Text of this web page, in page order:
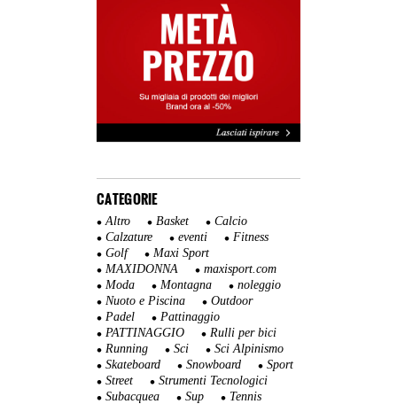
CATEGORIE
Altro Basket
Calcio
Calzature
eventi
Fitness
Golf
Maxi Sport
MAXIDONNA
maxisport.com
Moda
Montagna
noleggio
Nuoto e Piscina
Outdoor
Padel
Pattinaggio
PATTINAGGIO
Rulli per bici
Running
Sci
Sci Alpinismo
Skateboard
Snowboard
Sport
Street
Strumenti Tecnologici
Subacquea
Sup
Tennis